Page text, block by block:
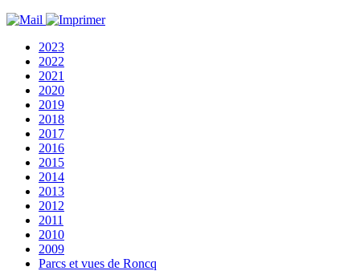
2023
2022
2021
2020
2019
2018
2017
2016
2015
2014
2013
2012
2011
2010
2009
Parcs et vues de Roncq